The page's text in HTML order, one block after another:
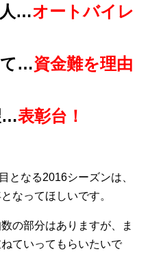
人…オートバイレ
て…資金難を理由
…表彰台！
となる2016シーズンは、
なってほしいです。
の部分はありますが、ま
ていってもらいたいで